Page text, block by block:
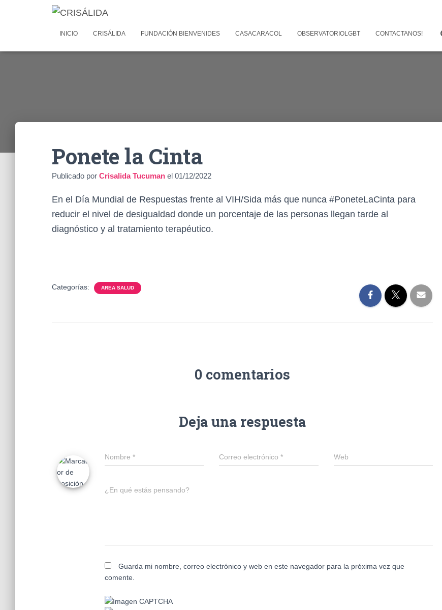
INICIO CRISÁLIDA FUNDACIÓN BIENVENIDES CASACARACOL OBSERVATORIOLGBT CONTACTANOS!
Ponete la Cinta
Publicado por Crisalida Tucuman el 01/12/2022
En el Día Mundial de Respuestas frente al VIH/Sida más que nunca #PoneteLaCinta para
reducir el nivel de desigualdad donde un porcentaje de las personas llegan tarde al
diagnóstico y al tratamiento terapéutico.
Categorías: AREA SALUD
0 comentarios
Deja una respuesta
Nombre * Correo electrónico* Web
¿En qué estás pensando?
Guarda mi nombre, correo electrónico y web en este navegador para la próxima vez que
comente.